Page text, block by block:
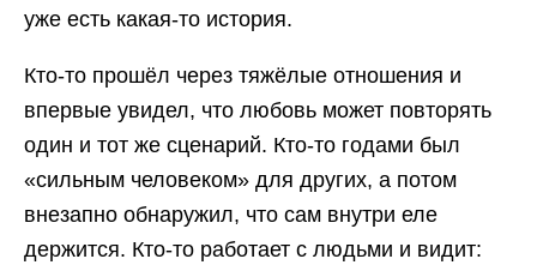
уже есть какая-то история.
Кто-то прошёл через тяжёлые отношения и
впервые увидел, что любовь может повторять
один и тот же сценарий. Кто-то годами был
«сильным человеком» для других, а потом
внезапно обнаружил, что сам внутри еле
держится. Кто-то работает с людьми и видит: